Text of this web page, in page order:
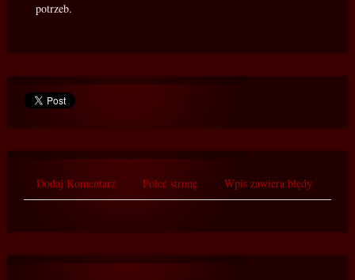
potrzeb.
Dodaj Komentarz Poleć stronę Wpis zawiera błędy